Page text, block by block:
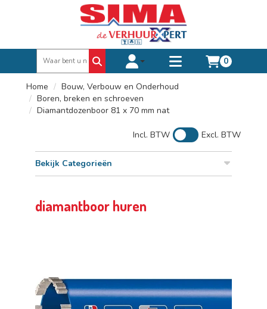
Toggle account dropdown
Toggle
menu
0
Home
Bouw, Verbouw en Onderhoud
Boren, breken en schroeven
Diamantdozenboor 81 x 70 mm nat
Incl. BTW Excl. BTW
Bekijk Categorieën
diamantboor huren